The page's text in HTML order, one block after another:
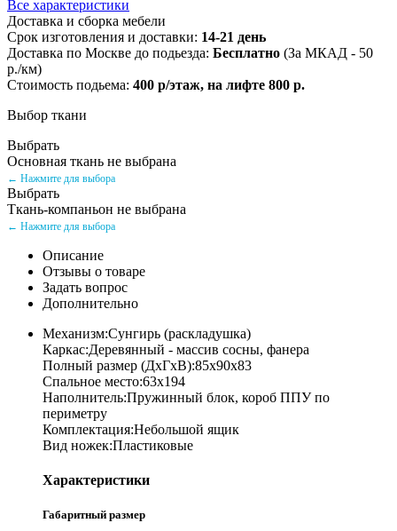
Все характеристики
Доставка и сборка мебели
Срок изготовления и доставки: 14-21 день
Доставка по Москве до подьезда: Бесплатно (За МКАД - 50
р./км)
Стоимость подьема: 400 р/этаж, на лифте 800 р.
Выбор ткани
Выбрать
Основная ткань не выбрана
← Нажмите для выбора
Выбрать
Ткань-компаньон не выбрана
← Нажмите для выбора
Описание
Отзывы о товаре
Задать вопрос
Дополнительно
Механизм:Сунгирь (раскладушка)
Каркас:Деревянный - массив сосны, фанера
Полный размер (ДхГхВ):85х90х83
Спальное место:63х194
Наполнитель:Пружинный блок, короб ППУ по
периметру
Комплектация:Небольшой ящик
Вид ножек:Пластиковые
Характеристики
Габаритный размер